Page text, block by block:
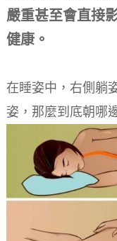
嚴重甚至會直接
健康。
在睡姿中，右側躺
姿，那麼到底朝哪